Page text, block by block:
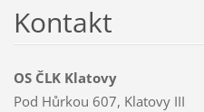
Kontakt
OS ČLK Klatovy
Pod Hůrkou 607, Klatovy III